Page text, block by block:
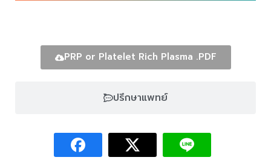
ปรึกษาแพทย์
PRP or Platelet Rich Plasma .PDF